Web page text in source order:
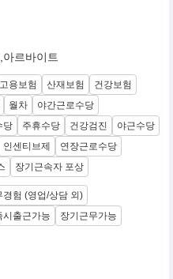
르바이트
고용보험 산재보험
건강보험
월차
야간근로수당
당 주휴수당 건강검진
야근수당
인센티브제
연장근로수당
장기근속자 포상
경험 (영업/상담 외)
시출근가능
장기근무가능